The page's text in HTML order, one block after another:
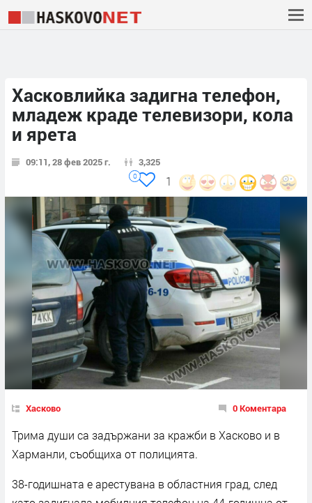
Хасковлийка задигна телефон,
младеж краде телевизори, кола
и ярета
09:11, 28 фев 2025 г. 3,325
1
0
Хасково 0 Коментара
Трима души са задържани за кражби в Хасково и в
Харманли, съобщиха от полицията.
38-годишната е арестувана в областния град, след